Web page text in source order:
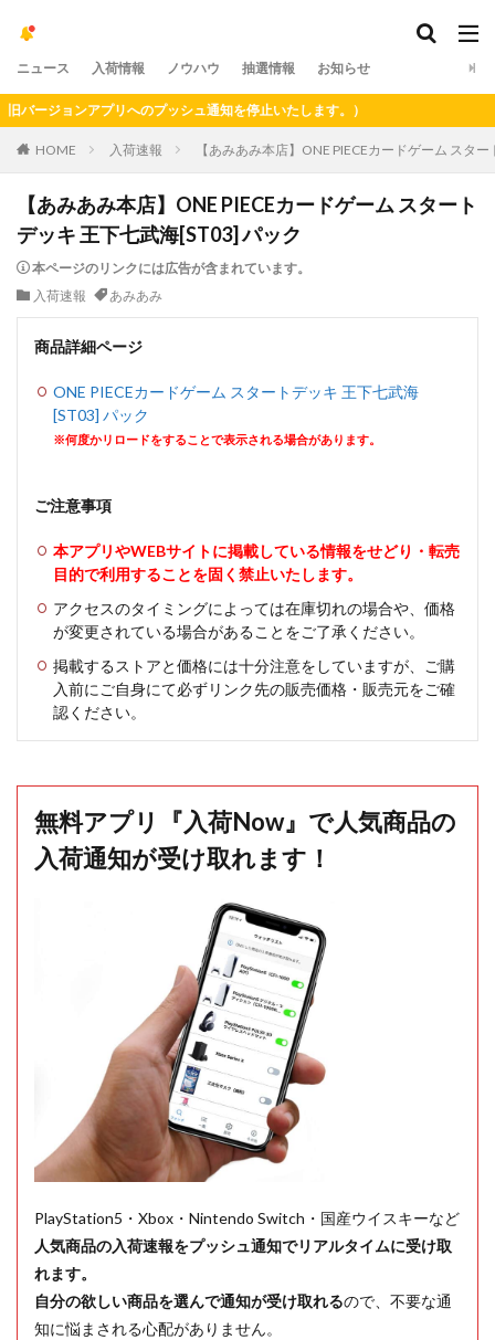
ニュース 入荷情報 ノウハウ 抽選情報 お知らせ
ョンアプリへのプッシュ通知を停止いたします。）
HOME 入荷速報 【あみあみ本店】ONE PIECEカードゲーム スタ
【あみあみ本店】ONE PIECEカードゲーム スタート
デッキ 王下七武海[ST03] パック
本ページのリンクには広告が含まれています。
入荷速報
あみあみ
商品詳細ページ
ONE PIECEカードゲーム スタートデッキ 王下七武海
[ST03] パック
※何度かリロードをすることで表示される場合があります。
ご注意事項
本アプリやWEBサイトに掲載している情報をせどり・転売
目的で利用することを固く禁止いたします。
アクセスのタイミングによっては在庫切れの場合や、価格
が変更されている場合があることをご了承ください。
掲載するストアと価格には十分注意をしていますが、ご購
入前にご自身にて必ずリンク先の販売価格・販売元をご確
認ください。
無料アプリ『入荷Now』で人気商品の
入荷通知が受け取れます！
PlayStation5・Xbox・Nintendo Switch・国産ウイスキーなど
人気商品の入荷速報をプッシュ通知でリアルタイムに受け取
れます。
自分の欲しい商品を選んで通知が受け取れるので、不要な通
知に悩まされる心配がありません。